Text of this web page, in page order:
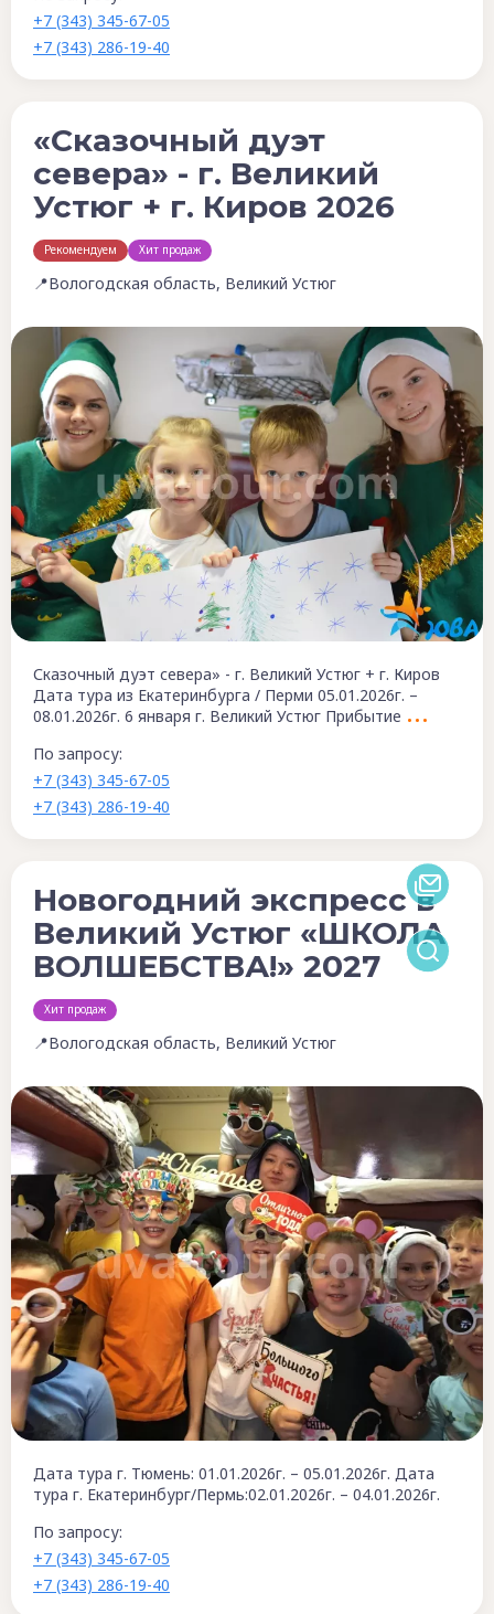
+7 (343) 345-67-05
+7 (343) 286-19-40
«Сказочный дуэт
севера» - г. Великий
Устюг + г. Киров 2026
Рекомендуем Хит продаж
📍Вологодская область, Великий Устюг
Сказочный дуэт севера» - г. Великий Устюг + г. Киров
Дата тура из Екатеринбурга / Перми 05.01.2026г. –
08.01.2026г. 6 января г. Великий Устюг Прибытие
По запросу:
+7 (343) 345-67-05
+7 (343) 286-19-40
Новогодний экспресс в
Великий Устюг «ШКОЛА
ВОЛШЕБСТВА!» 2027
Хит продаж
📍Вологодская область, Великий Устюг
Дата тура г. Тюмень: 01.01.2026г. – 05.01.2026г. Дата
тура г. Екатеринбург/Пермь:02.01.2026г. – 04.01.2026г.
По запросу:
+7 (343) 345-67-05
+7 (343) 286-19-40